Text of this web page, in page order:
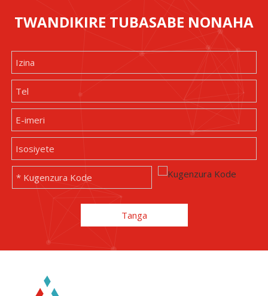
TWANDIKIRE TUBASABE NONAHA
Tanga